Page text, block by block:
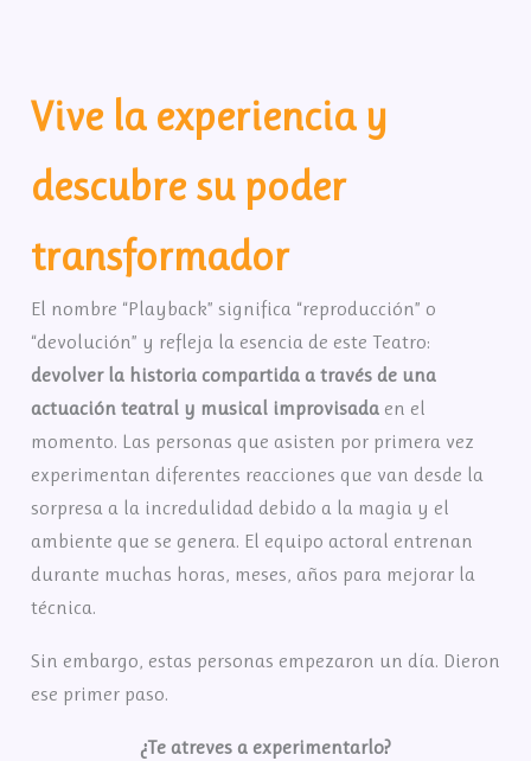
Vive la experiencia y
descubre su poder
transformador
El nombre “Playback” significa “reproducción” o
“devolución” y refleja la esencia de este Teatro:
devolver la historia compartida a través de una
actuación teatral y musical improvisada en el
momento. Las personas que asisten por primera vez
experimentan diferentes reacciones que van desde la
sorpresa a la incredulidad debido a la magia y el
ambiente que se genera. El equipo actoral entrenan
durante muchas horas, meses, años para mejorar la
técnica.
Sin embargo, estas personas empezaron un día. Dieron
ese primer paso.
¿Te atreves a experimentarlo?